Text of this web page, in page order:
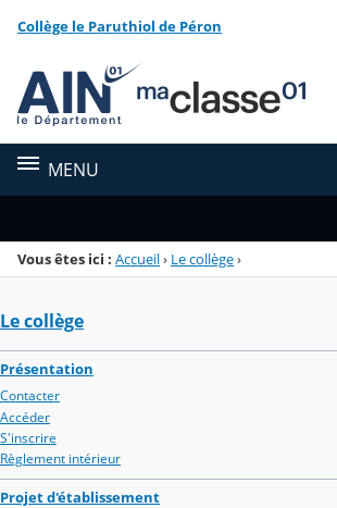
Menu de la rubrique
Contenu
Collège le Paruthiol de Péron
MENU
Vous êtes ici : Accueil› Le collège›
Le collège
Présentation
Contacter
Accéder
S'inscrire
Règlement intérieur
Projet d'établissement